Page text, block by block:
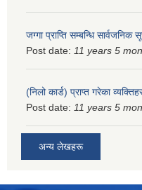
जग्गा प्राप्ति सम्बन्धि सार्वजनिक
Post date: 11 years 5
(निलो कार्ड) प्राप्त गरेका
Post date: 11 years 5
अन्य लेखहरू